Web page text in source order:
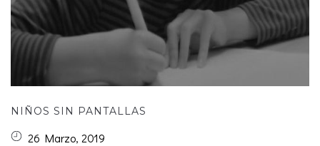
NIÑOS SIN PANTALLAS
26 Marzo, 2019